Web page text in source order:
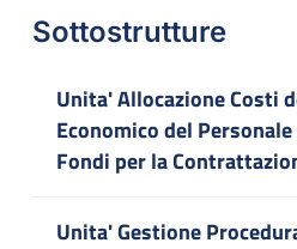
Sottostrutture
Unita' Allocazione Costi
Economico del
Fondi per la
Unita' Gestione